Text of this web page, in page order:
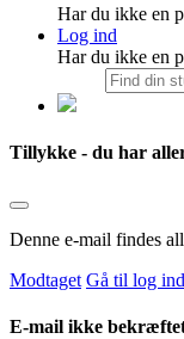
Har du ikke en
Log ind
Har du ikke en
Tillykke - du har
Denne e-mail findes
Modtaget Gå til log ind
E-mail ikke